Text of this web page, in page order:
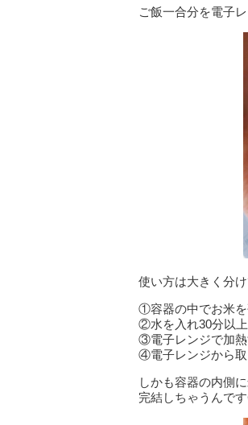
ご飯一合分を電子
使い方は大きく分け
①容器の中でお米
②水を入れ30分以
③電子レンジで加熱
④電子レンジから
しかも容器の内側
完結しちゃうんで